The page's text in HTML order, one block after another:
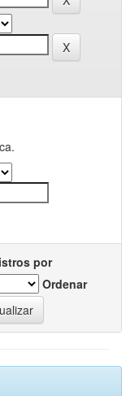
por
Ordenar